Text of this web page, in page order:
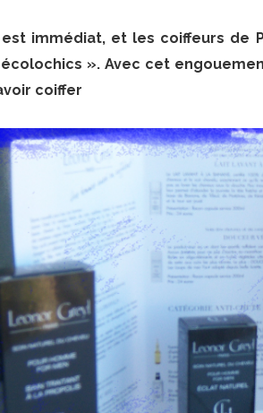
immédiat, et les coiffeurs de
». Avec cet
coiffer